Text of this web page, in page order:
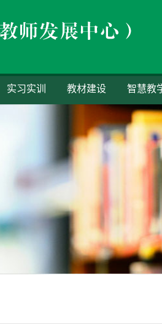
实习实训 教材建设 智慧教